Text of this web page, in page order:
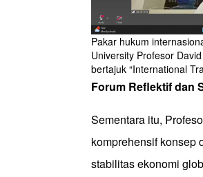
Pakar hukum
University Profesor
bertajuk “International
Forum Reflektif dan
Sementara itu,
komprehensif konsep
stabilitas ekonomi